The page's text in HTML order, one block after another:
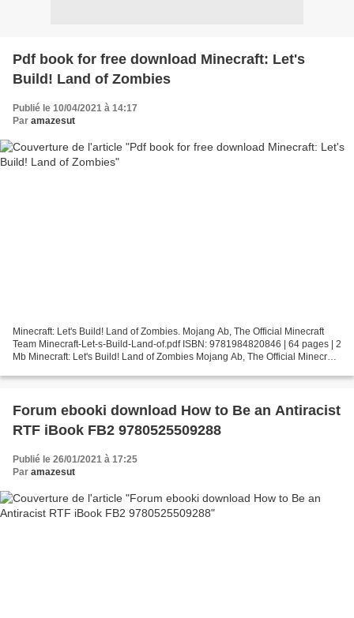
Pdf book for free download Minecraft: Let's
Build! Land of Zombies
Publié le 10/04/2021 à 14:17
Par amazesut
Minecraft: Let's Build! Land of Zombies. Mojang Ab, The Official Minecraft
Team Minecraft-Let-s-Build-Land-of.pdf ISBN: 9781984820846 | 64 pages | 2
Mb Minecraft: Let's Build! Land of Zombies Mojang Ab, The Official Minecraft
Forum ebooki download How to Be an Antiracist
RTF iBook FB2 9780525509288
Publié le 26/01/2021 à 17:25
Par amazesut